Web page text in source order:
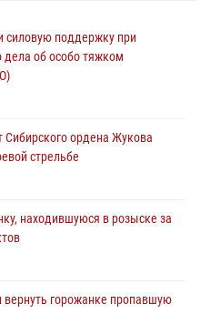
силовую поддержку при
дела об особо тяжком
Сибирского ордена Жукова
стрельбе
находившуюся в розыске за
вернуть горожанке пропавшую